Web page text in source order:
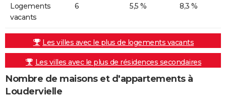
Logements
vacants
6 5,5 % 8,3 %
Les villes avec le plus de logements vacants
Les villes avec le plus de résidences secondaires
Nombre de maisons et d'appartements à
Loudervielle